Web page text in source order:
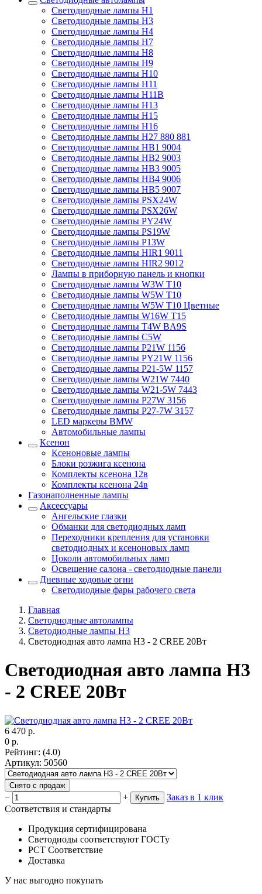
Светодиодные лампы H1
Светодиодные лампы H3
Светодиодные лампы H4
Светодиодные лампы H7
Светодиодные лампы H8
Светодиодные лампы H9
Светодиодные лампы H10
Светодиодные лампы H11
Светодиодные лампы H11B
Светодиодные лампы H13
Светодиодные лампы H15
Светодиодные лампы H16
Светодиодные лампы H27 880 881
Светодиодные лампы HB1 9004
Светодиодные лампы HB2 9003
Светодиодные лампы HB3 9005
Светодиодные лампы HB4 9006
Светодиодные лампы HB5 9007
Светодиодные лампы PSX24W
Светодиодные лампы PSX26W
Светодиодные лампы PY24W
Светодиодные лампы PS19W
Светодиодные лампы P13W
Светодиодные лампы HIR1 9011
Светодиодные лампы HIR2 9012
Лампы в приборную панель и кнопки
Светодиодные лампы W3W T10
Светодиодные лампы W5W T10
Светодиодные лампы W5W T10 Цветные
Светодиодные лампы W16W T15
Светодиодные лампы T4W BA9S
Светодиодные лампы C5W
Светодиодные лампы P21W 1156
Светодиодные лампы PY21W 1156
Светодиодные лампы P21-5W 1157
Светодиодные лампы W21W 7440
Светодиодные лампы W21-5W 7443
Светодиодные лампы P27W 3156
Светодиодные лампы P27-7W 3157
LED маркеры BMW
Автомобильные лампы
Ксенон
Ксеноновые лампы
Блоки розжига ксенона
Комплекты ксенона 12в
Комплекты ксенона 24в
Газонаполненные лампы
Аксессуары
Ангельские глазки
Обманки для светодиодных ламп
Переходники крепления для установки
светодиодных и ксеноновых ламп
Цоколи автомобильных ламп
Освещение салона - светодиодные панели
Дневные ходовые огни
Светодиодные фары рабочего света
Главная
Светодиодные автолампы
Светодиодные лампы H3
Светодиодная авто лампа H3 - 2 CREE 20Вт
Светодиодная авто лампа H3
- 2 CREE 20Вт
6 470 р.
0 р.
Рейтинг: (4.0)
Артикул: 50560
Снято с продаж
− + Купить
Заказ в 1 клик
Соответствия и стандарты
Продукция сертифицирована
Светодиоды соответствуют ГОСТу
РСТ Соответствие
Доставка
У нас выгодно покупать